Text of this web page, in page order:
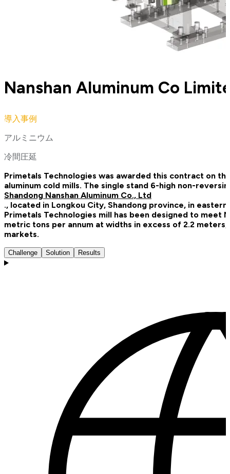
Nanshan Aluminum Co
導入事例
アルミニウム
冷間圧延
Primetals Technologies was awarded this contract on
aluminum cold mills. The single stand 6-high non-
Shandong Nanshan Aluminum Co., Ltd
., located in Longkou City, Shandong province, in
Primetals Technologies mill has been designed to meet
metric tons per annum at widths in excess of 2.2
markets.
Challenge Solution Results